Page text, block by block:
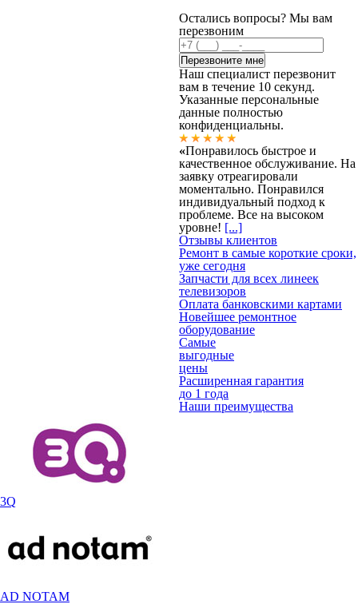
Остались вопросы? Мы вам
перезвоним
Наш специалист перезвонит
вам в течение 10 секунд.
Указанные персональные
данные полностью
конфиденциальны.
«Понравилось быстрое и
качественное обслуживание. На
заявку отреагировали
моментально. Понравился
индивидуальный подход к
проблеме. Все на высоком
уровне! [...]
Отзывы клиентов
Ремонт в самые короткие сроки,
уже сегодня
Запчасти для всех линеек
телевизоров
Оплата банковскими картами
Новейшее ремонтное
оборудование
Самые
выгодные
цены
Расширенная гарантия
до 1 года
Наши преимущества
3Q
AD NOTAM